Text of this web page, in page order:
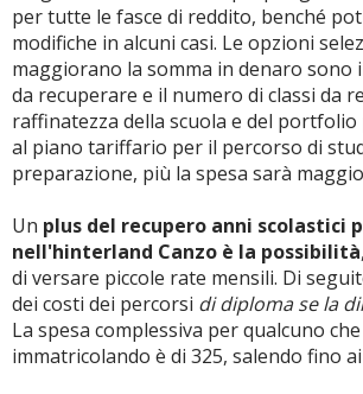
per tutte le fasce di reddito, benché
modifiche in alcuni casi. Le opzioni
maggiorano la somma in denaro sono
da recuperare e il numero di classi da
raffinatezza della scuola e del
al piano tariffario per il percorso di
preparazione, più la spesa sarà
Un plus del recupero anni scolastici
nell'hinterland Canzo è la possibilità
di versare piccole rate mensili. Di
dei costi dei percorsi di diploma se la
La spesa complessiva per qualcuno
immatricolando è di 325, salendo fino